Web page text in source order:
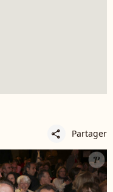
share Partager